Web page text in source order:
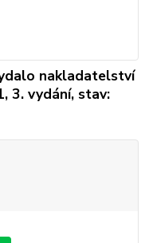
nakladatelství
3. vydání, stav: